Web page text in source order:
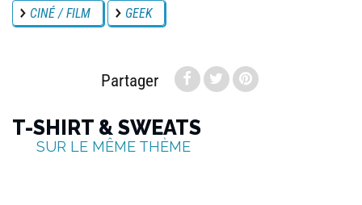
CINÉ / FILM GEEK
Partager
T-SHIRT & SWEATS
SUR LE MÊME THÈME